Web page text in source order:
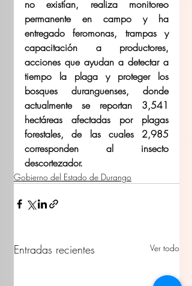
no existían, realiza monitoreo
permanente en campo y ha
entregado feromonas, trampas y
capacitación a productores,
acciones que ayudan a detectar a
tiempo la plaga y proteger los
bosques duranguenses, donde
actualmente se reportan 3,541
hectáreas afectadas por plagas
forestales, de las cuales 2,985
corresponden al insecto
descortezador.
Gobierno del Estado de Durango
Entradas recientes Ver todo